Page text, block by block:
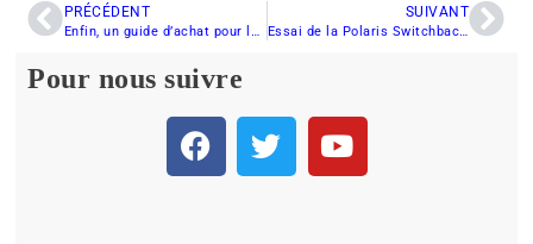
PRÉCÉDENT SUIVANT
Pour nous suivre